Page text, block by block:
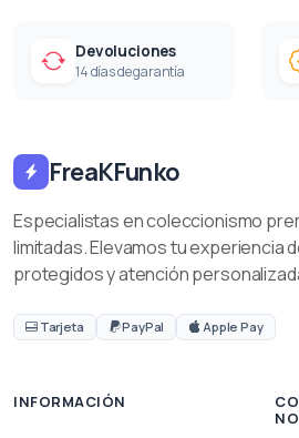
Devoluciones
14 días de garantía
FreaKFunko
Especialistas en coleccionismo
limitadas. Elevamos tu experiencia
protegidos y atención
Tarjeta PayPal Apple Pay
INFORMACIÓN